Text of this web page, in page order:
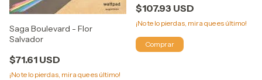
Saga Boulevard - Flor
Salvador
$71.61 USD
¡No te lo pierdas, mira que es último!
$107.93 USD
¡No te lo pierdas, mira que es último!